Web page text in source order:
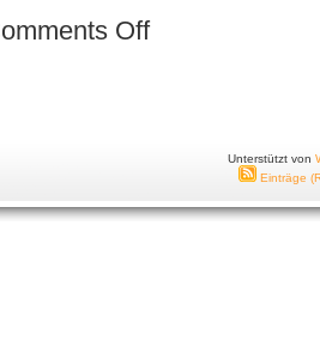
Off
Unterstützt von
Einträge